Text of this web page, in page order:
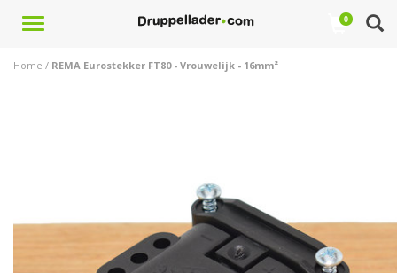
Toggle
0
Home / REMA Eurostekker FT80 - Vrouwelijk - 16mm²